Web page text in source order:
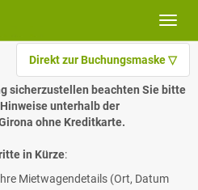
sicherzustellen beachten Sie bitte
unterhalb der
ohne Kreditkarte.
in Kürze:
Mietwagendetails (Ort, Datum
Direkt zur Buchungsmaske ▽